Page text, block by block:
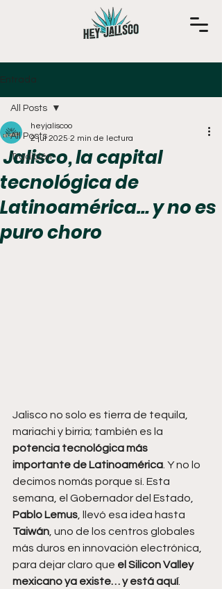
Entrada
All Posts
Tradición
All Posts
Jalisco, la capital
tecnológica de
Latinoamérica… y no es
puro choro
heyjaliscoo
2 jul 2025 2 min de lectura
Jalisco no solo es tierra de tequila,
mariachi y birria; también es la
potencia tecnológica más
importante de Latinoamérica. Y no lo
decimos nomás porque sí. Esta
semana, el Gobernador del Estado,
Pablo Lemus, llevó esa idea hasta
Taiwán, uno de los centros globales
más duros en innovación electrónica,
para dejar claro que el Silicon Valley
mexicano ya existe… y está aquí.